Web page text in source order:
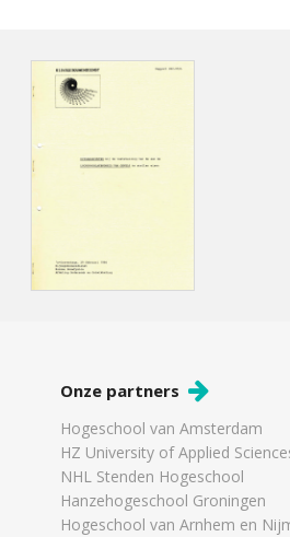
Onze partners
Hogeschool van Amsterdam
HZ University of Applied
NHL Stenden Hogeschool
Hanzehogeschool Groningen
Hogeschool van Arnhem en